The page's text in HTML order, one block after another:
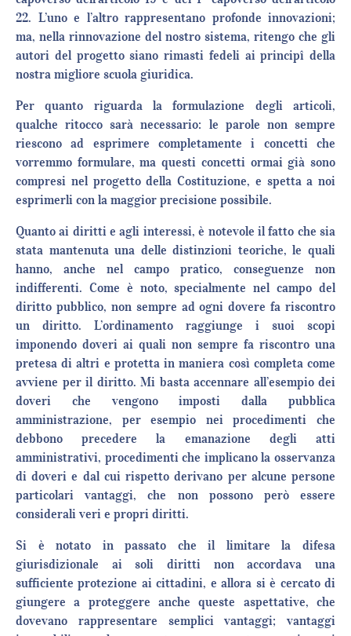
22. L’uno e l’altro rappresentano profonde innovazioni;
ma, nella rinnovazione del nostro sistema, ritengo che gli
autori del progetto siano rimasti fedeli ai principî della
nostra migliore scuola giuridica.
Per quanto riguarda la formulazione degli articoli,
qualche ritocco sarà necessario: le parole non sempre
riescono ad esprimere completamente i concetti che
vorremmo formulare, ma questi concetti ormai già sono
compresi nel progetto della Costituzione, e spetta a noi
esprimerli con la maggior precisione possibile.
Quanto ai diritti e agli interessi, è notevole il fatto che sia
stata mantenuta una delle distinzioni teoriche, le quali
hanno, anche nel campo pratico, conseguenze non
indifferenti. Come è noto, specialmente nel campo del
diritto pubblico, non sempre ad ogni dovere fa riscontro
un diritto. L’ordinamento raggiunge i suoi scopi
imponendo doveri ai quali non sempre fa riscontro una
pretesa di altri e protetta in maniera così completa come
avviene per il diritto. Mi basta accennare all’esempio dei
doveri che vengono imposti dalla pubblica
amministrazione, per esempio nei procedimenti che
debbono precedere la emanazione degli atti
amministrativi, procedimenti che implicano la osservanza
di doveri e dal cui rispetto derivano per alcune persone
particolari vantaggi, che non possono però essere
considerali veri e propri diritti.
Si è notato in passato che il limitare la difesa
giurisdizionale ai soli diritti non accordava una
sufficiente protezione ai cittadini, e allora si è cercato di
giungere a proteggere anche queste aspettative, che
dovevano rappresentare semplici vantaggi; vantaggi